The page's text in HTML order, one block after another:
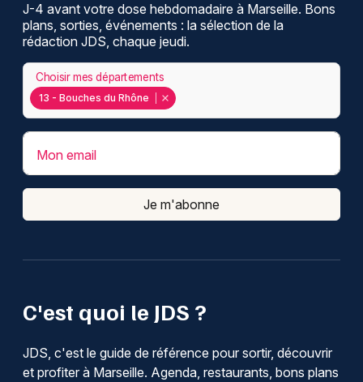
C'est quoi le JDS ?
JDS, c'est le guide de référence pour sortir, découvrir
et profiter à Marseille. Agenda, restaurants, bons plans
J-4 avant votre dose hebdomadaire à Marseille. Bons
plans, sorties, événements : la sélection de la
rédaction JDS, chaque jeudi.
13 - Bouches du Rhône
Choisir mes départements
Mon email
Je m'abonne